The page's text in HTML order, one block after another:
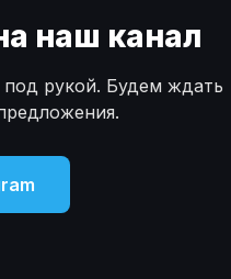
наш канал
под рукой. Будем ждать